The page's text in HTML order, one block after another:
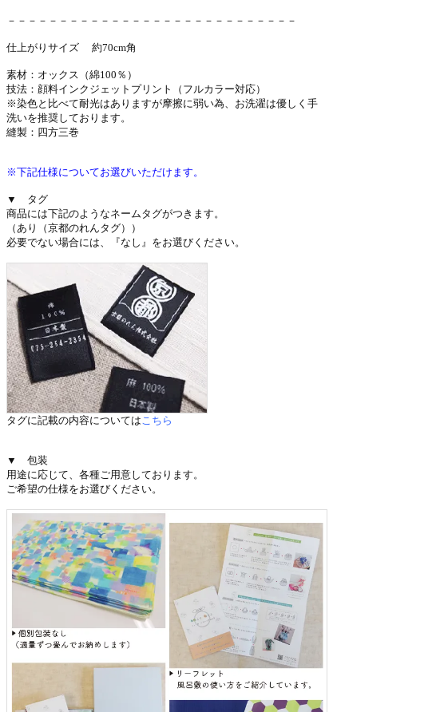
－－－－－－－－－－－－－－－－－－－－－－－－－－－－
仕上がりサイズ 約70cm角
素材：オックス（綿100％）
技法：顔料インクジェットプリント（フルカラー対応）
※染色と比べて耐光はありますが摩擦に弱い為、お洗濯は優しく手
洗いを推奨しております。
縫製：四方三巻
※下記仕様についてお選びいただけます。
▼ タグ
商品には下記のようなネームタグがつきます。
（あり（京都のれんタグ））
必要でない場合には、『なし』をお選びください。
タグに記載の内容についてはこちら
▼ 包装
用途に応じて、各種ご用意しております。
ご希望の仕様をお選びください。